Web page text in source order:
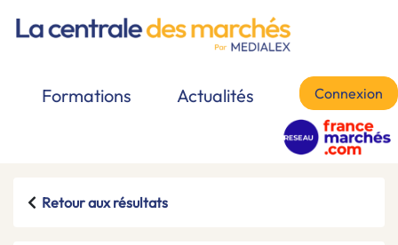
Formations Actualités Connexion
Retour aux résultats